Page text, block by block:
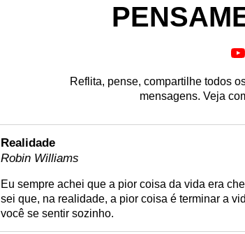
Reflita, pense, compartilhe todos
mensagens. Veja
Realidade
Robin Williams
Eu sempre achei que a pior coisa da vida era
sei que, na realidade, a pior coisa é terminar a
você se sentir sozinho.